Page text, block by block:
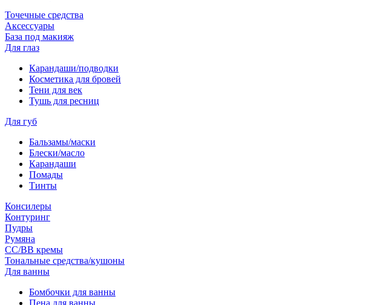
Точечные средства
Аксессуары
База под макияж
Для глаз
Карандаши/подводки
Косметика для бровей
Тени для век
Тушь для ресниц
Для губ
Бальзамы/маски
Блески/масло
Карандаши
Помады
Тинты
Консилеры
Контуринг
Пудры
Румяна
СС/ВВ кремы
Тональные средства/кушоны
Для ванны
Бомбочки для ванны
Пена для ванны